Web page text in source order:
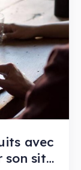
avec
son site